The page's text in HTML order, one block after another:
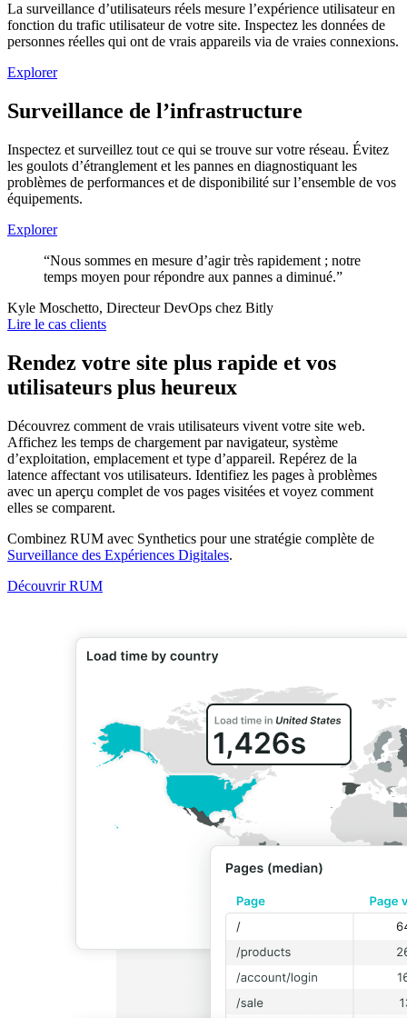
La surveillance d’utilisateurs réels mesure l’expérience utilisateur en
fonction du trafic utilisateur de votre site. Inspectez les données de
personnes réelles qui ont de vrais appareils via de vraies connexions.
Explorer
Surveillance de l’infrastructure
Inspectez et surveillez tout ce qui se trouve sur votre réseau. Évitez
les goulots d’étranglement et les pannes en diagnostiquant les
problèmes de performances et de disponibilité sur l’ensemble de vos
équipements.
Explorer
“Nous sommes en mesure d’agir très rapidement ; notre
temps moyen pour répondre aux pannes a diminué.”
Kyle Moschetto, Directeur DevOps chez Bitly
Lire le cas clients
Rendez votre site plus rapide et vos
utilisateurs plus heureux
Découvrez comment de vrais utilisateurs vivent votre site web.
Affichez les temps de chargement par navigateur, système
d’exploitation, emplacement et type d’appareil. Repérez de la
latence affectant vos utilisateurs. Identifiez les pages à problèmes
avec un aperçu complet de vos pages visitées et voyez comment
elles se comparent.
Combinez RUM avec Synthetics pour une stratégie complète de
Surveillance des Expériences Digitales.
Découvrir RUM